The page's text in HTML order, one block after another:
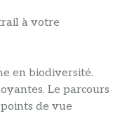
à votre
en biodiversité.
Le parcours
de vue